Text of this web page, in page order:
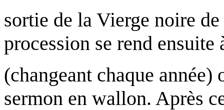
sortie de la Vierge noire
procession se rend
(changeant chaque
sermon en wallon. Après